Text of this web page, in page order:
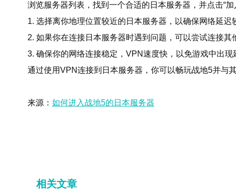
浏览服务器列表，找到一个合适的日本服务器，并点击“加
1. 选择离你地理位置较近的日本服务器，以确保网络延迟
2. 如果你在连接日本服务器时遇到问题，可以尝试连接
3. 确保你的网络连接稳定，VPN速度快，以免游戏中出现
通过使用VPN连接到日本服务器，你可以畅玩战地5并与
来源： 如何进入战地5的日本服务器
相关文章